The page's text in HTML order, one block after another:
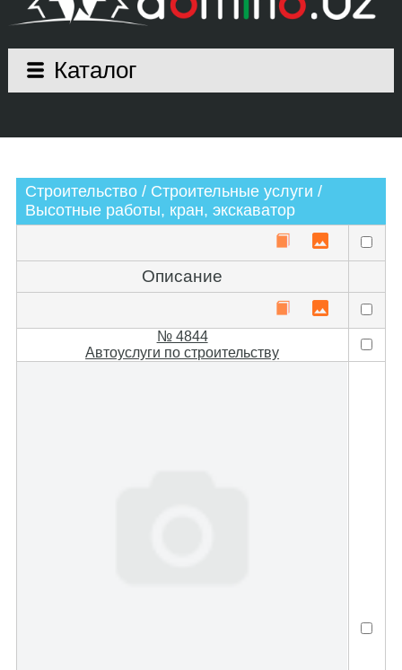
Каталог
Строительство / Строительные услуги /
Высотные работы, кран, экскаватор
Описание
№ 4844
Автоуслуги по строительству